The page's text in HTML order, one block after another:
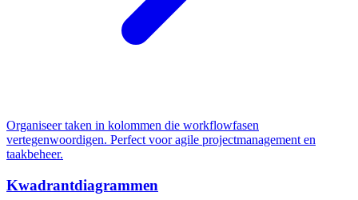
Organiseer taken in kolommen die workflowfasen
vertegenwoordigen. Perfect voor agile projectmanagement en
taakbeheer.
Kwadrantdiagrammen